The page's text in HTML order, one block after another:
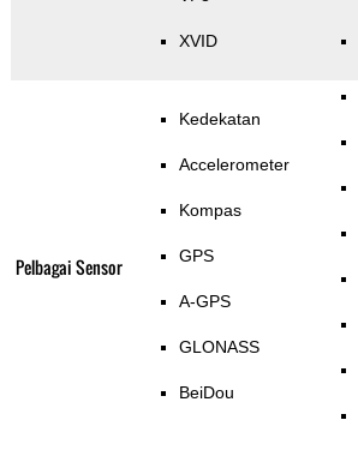
XVID
Pelbagai Sensor
Kedekatan
Accelerometer
Kompas
GPS
A-GPS
GLONASS
BeiDou